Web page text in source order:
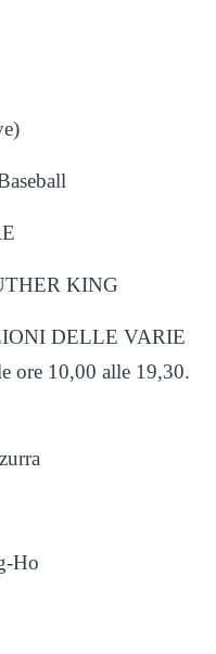
KING
DELLE VARIE
ore 10,00 alle 19,30.
Ho